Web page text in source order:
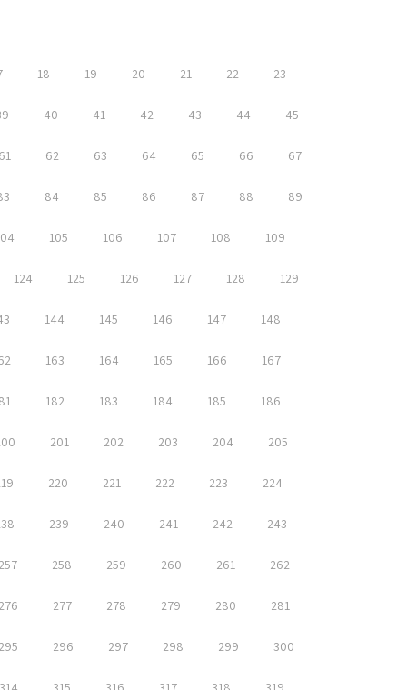
18 19 20 21 22 23
40 41 42 43 44 45
62 63 64 65 66 67
84 85 86 87 88 89
105 106 107 108 109
124 125 126 127 128 129
144 145 146 147 148
163 164 165 166 167
182 183 184 185 186
201 202 203 204 205
220 221 222 223 224
239 240 241 242 243
258 259 260 261 262
277 278 279 280 281
296 297 298 299 300